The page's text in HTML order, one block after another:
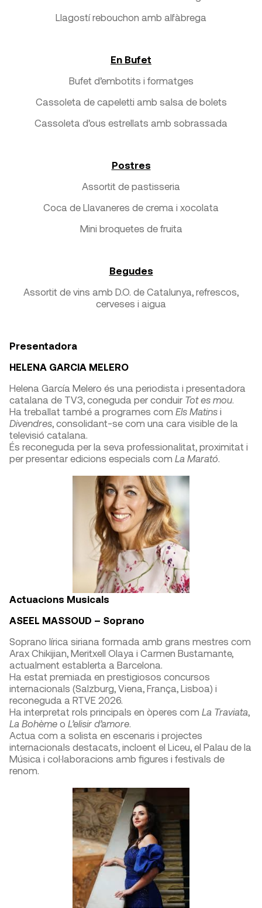
Llagostí rebouchon amb alfàbrega
En Bufet
Bufet d’embotits i formatges
Cassoleta de capeletti amb salsa de bolets
Cassoleta d’ous estrellats amb sobrassada
Postres
Assortit de pastisseria
Coca de Llavaneres de crema i xocolata
Mini broquetes de fruita
Begudes
Assortit de vins amb D.O. de Catalunya, refrescos,
cerveses i aigua
Presentadora
HELENA GARCIA MELERO
Helena García Melero és una periodista i presentadora
catalana de TV3, coneguda per conduir Tot es mou.
Ha treballat també a programes com Els Matins i
Divendres, consolidant-se com una cara visible de la
televisió catalana.
És reconeguda per la seva professionalitat, proximitat i
per presentar edicions especials com La Marató.
Actuacions Musicals
ASEEL MASSOUD – Soprano
Soprano lírica siriana formada amb grans mestres com
Arax Chikijian, Meritxell Olaya i Carmen Bustamante,
actualment establerta a Barcelona.
Ha estat premiada en prestigiosos concursos
internacionals (Salzburg, Viena, França, Lisboa) i
reconeguda a RTVE 2026.
Ha interpretat rols principals en òperes com La Traviata,
La Bohème o L’elisir d’amore.
Actua com a solista en escenaris i projectes
internacionals destacats, incloent el Liceu, el Palau de la
Música i col·laboracions amb figures i festivals de
renom.